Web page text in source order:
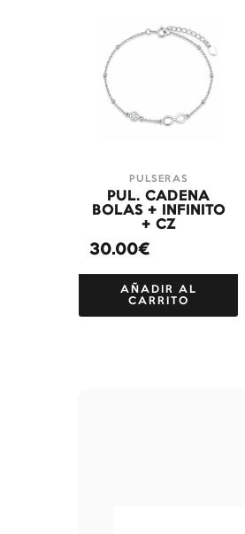
PULSERAS
PUL. CADENA
BOLAS + INFINITO
+ CZ
30.00€
AÑADIR AL
CARRITO